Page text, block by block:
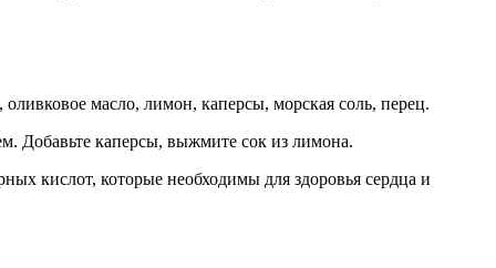
масло, лимон, каперсы, морская соль, перец.
Добавьте каперсы, выжмите сок из лимона.
кислот, которые необходимы для здоровья сердца и